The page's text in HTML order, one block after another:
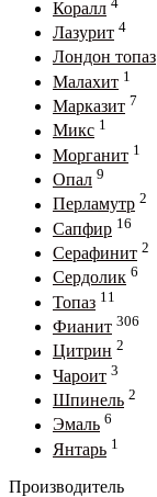
Коралл
Лазурит 4
Лондон топаз
Малахит 1
Марказит 7
Микс 1
Морганит 1
Опал 9
Перламутр 2
Сапфир 16
Серафинит 2
Сердолик 6
Топаз 11
Фианит 306
Цитрин 2
Чароит 3
Шпинель 2
Эмаль 6
Янтарь 1
Производитель